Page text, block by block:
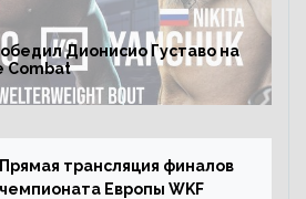
Дионисио Густаво на
Combat
Прямая трансляция финалов
чемпионата Европы WKF